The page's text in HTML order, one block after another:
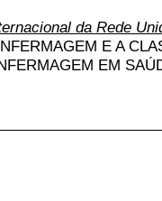
da Rede
E A
EM